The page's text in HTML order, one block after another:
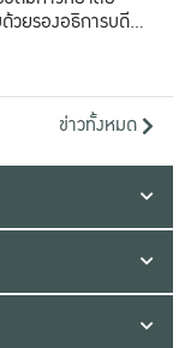
วยรองอธิการบดีทั้ง
ข่าวทั้งหมด